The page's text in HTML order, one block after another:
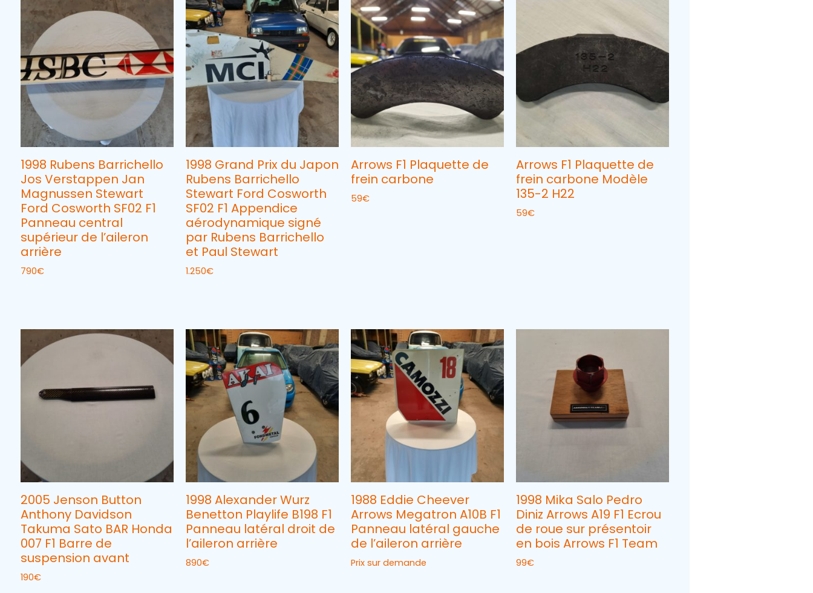
1998 Rubens Barrichello
Jos Verstappen Jan
Magnussen Stewart
Ford Cosworth SF02 F1
Panneau central
supérieur de l’aileron
arrière
790€
1998 Grand Prix du Japon
Rubens Barrichello
Stewart Ford Cosworth
SF02 F1 Appendice
aérodynamique signé
par Rubens Barrichello
et Paul Stewart
1.250€
Arrows F1 Plaquette de
frein carbone
59€
Arrows F1 Plaquette de
frein carbone Modèle
135-2 H22
59€
2005 Jenson Button
Anthony Davidson
Takuma Sato BAR Honda
007 F1 Barre de
suspension avant
190€
1998 Alexander Wurz
Benetton Playlife B198 F1
Panneau latéral droit de
l’aileron arrière
890€
1988 Eddie Cheever
Arrows Megatron A10B F1
Panneau latéral gauche
de l’aileron arrière
Prix sur demande
1998 Mika Salo Pedro
Diniz Arrows A19 F1 Ecrou
de roue sur présentoir
en bois Arrows F1 Team
99€